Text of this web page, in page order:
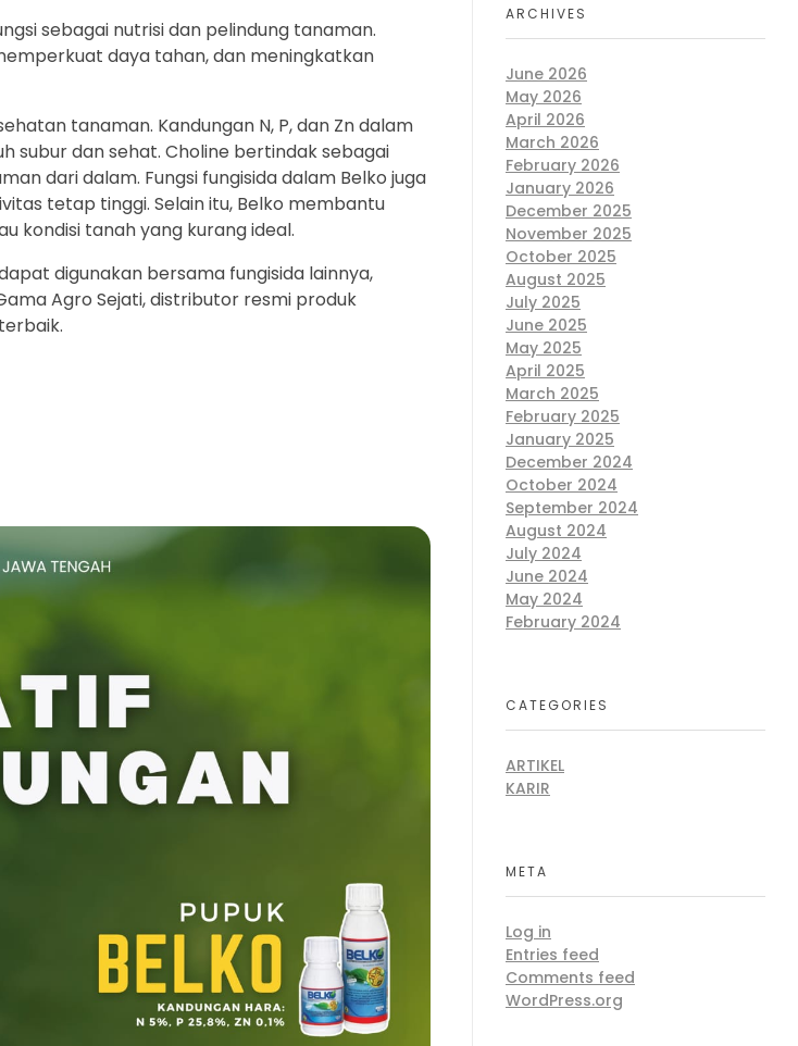
sebagai nutrisi dan pelindung tanaman.
daya tahan, dan meningkatkan
tanaman. Kandungan N, P, dan Zn dalam
subur dan sehat. Choline bertindak sebagai
dari dalam. Fungsi fungisida dalam Belko juga
tetap tinggi. Selain itu, Belko membantu
kondisi tanah yang kurang ideal.
digunakan bersama fungisida lainnya,
Agro Sejati, distributor resmi produk
ARCHIVES
June 2026
May 2026
April 2026
March 2026
February 2026
January 2026
December 2025
November 2025
October 2025
August 2025
July 2025
June 2025
May 2025
April 2025
March 2025
February 2025
January 2025
December 2024
October 2024
September 2024
August 2024
July 2024
June 2024
May 2024
February 2024
CATEGORIES
ARTIKEL
KARIR
META
Log in
Entries feed
Comments feed
WordPress.org